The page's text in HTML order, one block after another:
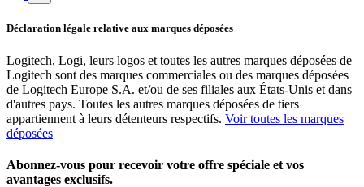
Déclaration légale relative aux marques déposées
Logitech, Logi, leurs logos et toutes les autres marques déposées de
Logitech sont des marques commerciales ou des marques déposées
de Logitech Europe S.A. et/ou de ses filiales aux États-Unis et dans
d'autres pays. Toutes les autres marques déposées de tiers
appartiennent à leurs détenteurs respectifs. Voir toutes les marques
déposées
Abonnez-vous pour recevoir votre offre spéciale et vos
avantages exclusifs.